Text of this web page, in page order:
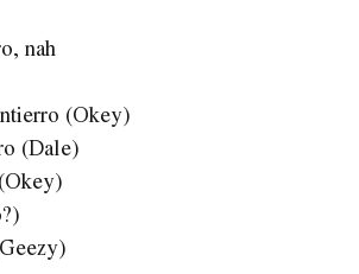
nah
(Okey)
(Dale)